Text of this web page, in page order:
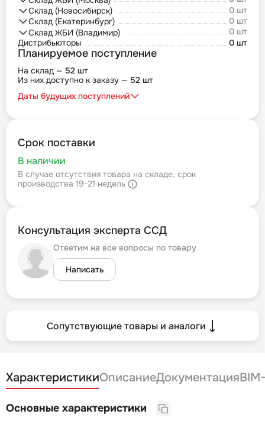
Склад (Новосибирск)
0 шт
Склад (Екатеринбург)
0 шт
Склад ЖБИ (Владимир)
0 шт
Дистрибьюторы
0 шт
Планируемое поступление
На склад — 52 шт
Из них доступно к заказу — 52 шт
Даты будущих поступлений
Срок поставки
В наличии
В случае отсутствия товара на складе, срок
производства 19-21 недель
Консультация эксперта ССД
Ответим на все вопросы по товару
Написать
Сопутствующие товары и аналоги
ХарактеристикиОписаниеДокументация
Основные характеристики